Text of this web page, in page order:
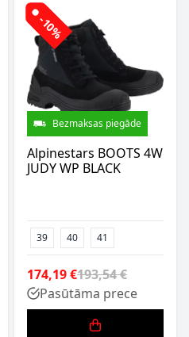
-10%
Bezmaksas piegāde
Alpinestars BOOTS 4W
JUDY WP BLACK
39 40 41
174,19 €193,54 €
Pasūtāma prece